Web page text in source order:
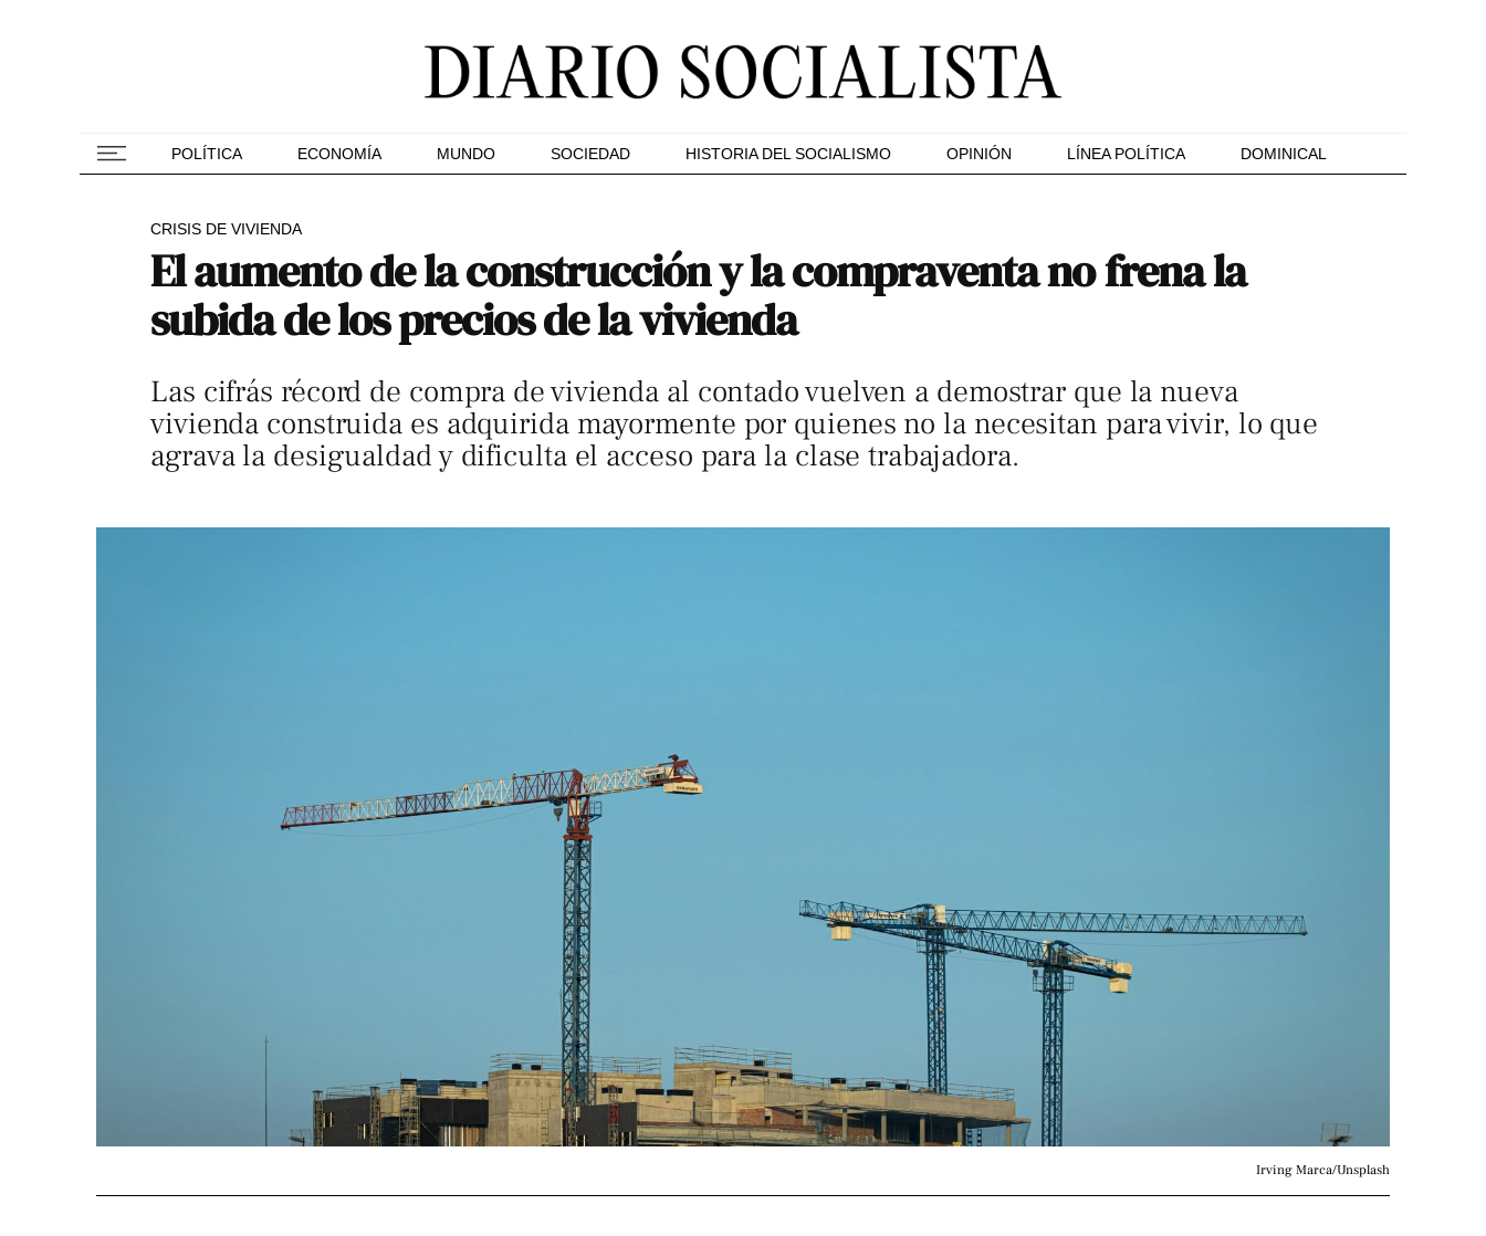
POLÍTICA ECONOMÍA MUNDO SOCIEDAD HISTORIA DEL SOCIALISMO OPINIÓN LÍNEA POLÍTICA DOMINICAL
CRISIS DE VIVIENDA
El aumento de la construcción y la compraventa no frena la
subida de los precios de la vivienda
Las cifrás récord de compra de vivienda al contado vuelven a demostrar que la nueva
vivienda construida es adquirida mayormente por quienes no la necesitan para vivir, lo que
agrava la desigualdad y dificulta el acceso para la clase trabajadora.
Irving Marca/Unsplash